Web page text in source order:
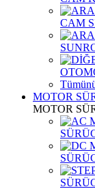
CAM
MOTOR
MOTOR